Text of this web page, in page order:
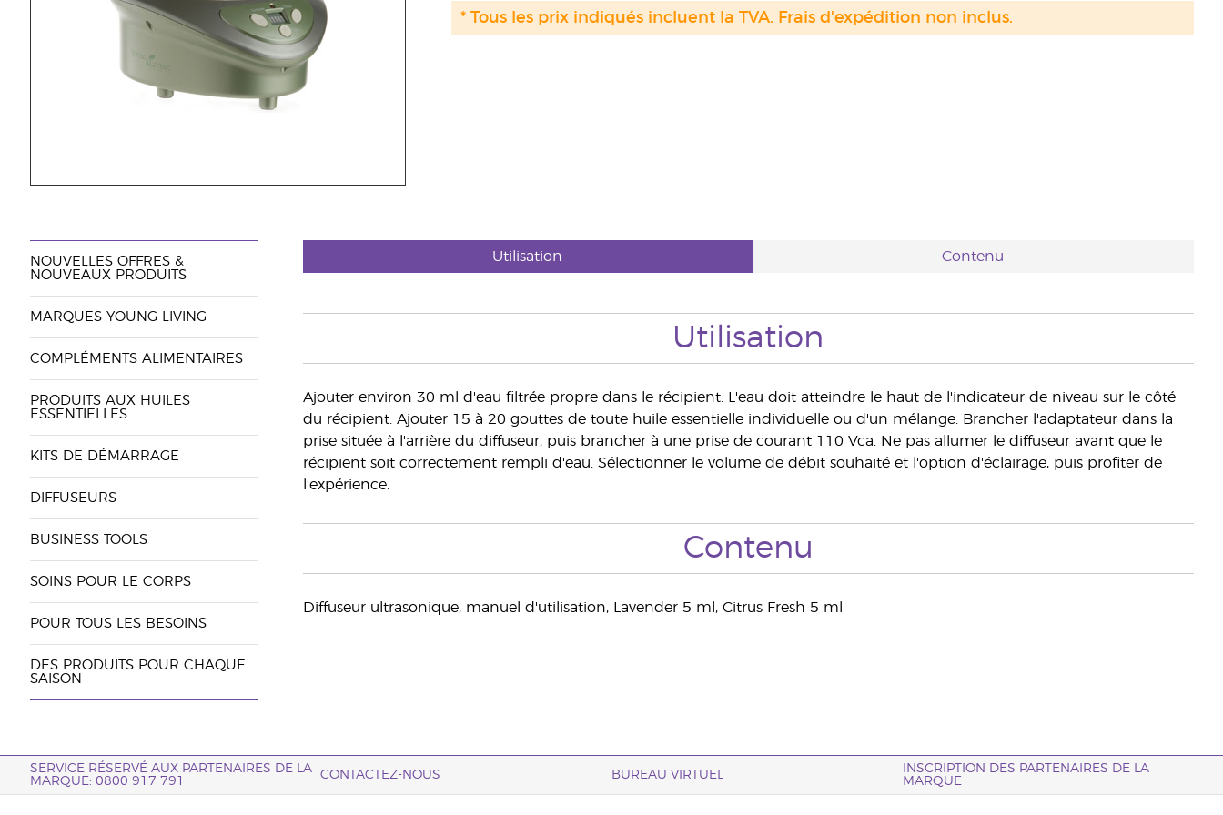
* Tous les prix indiqués incluent la TVA. Frais d'expédition non inclus.
NOUVELLES OFFRES &
NOUVEAUX PRODUITS
MARQUES YOUNG LIVING
COMPLÉMENTS ALIMENTAIRES
PRODUITS AUX HUILES
ESSENTIELLES
KITS DE DÉMARRAGE
DIFFUSEURS
BUSINESS TOOLS
SOINS POUR LE CORPS
POUR TOUS LES BESOINS
DES PRODUITS POUR CHAQUE
SAISON
Utilisation Contenu
Utilisation
Ajouter environ 30 ml d'eau filtrée propre dans le récipient. L'eau doit atteindre le haut de l'indicateur de niveau sur le côté
du récipient. Ajouter 15 à 20 gouttes de toute huile essentielle individuelle ou d'un mélange. Brancher l'adaptateur dans la
prise située à l'arrière du diffuseur, puis brancher à une prise de courant 110 Vca. Ne pas allumer le diffuseur avant que le
récipient soit correctement rempli d'eau. Sélectionner le volume de débit souhaité et l'option d'éclairage, puis profiter de
l'expérience.
Contenu
Diffuseur ultrasonique, manuel d'utilisation, Lavender 5 ml, Citrus Fresh 5 ml
SERVICE RÉSERVÉ AUX PARTENAIRES DE LA
MARQUE: 0800 917 791
CONTACTEZ-NOUS BUREAU VIRTUEL
INSCRIPTION DES PARTENAIRES DE LA
MARQUE